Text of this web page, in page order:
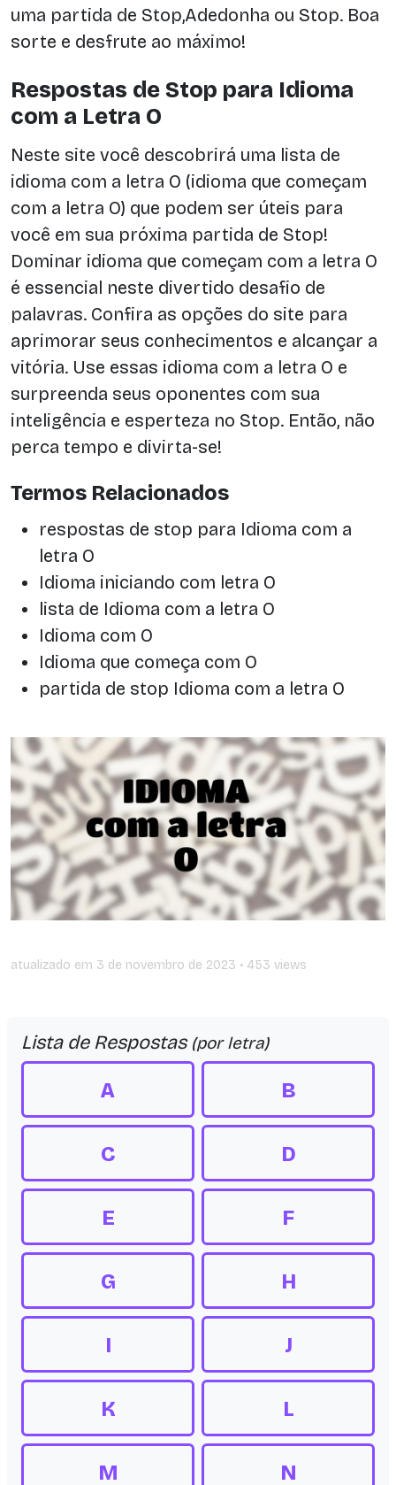
uma partida de Stop,Adedonha ou Stop. Boa
sorte e desfrute ao máximo!
Respostas de Stop para Idioma
com a Letra O
Neste site você descobrirá uma lista de
idioma com a letra O (idioma que começam
com a letra O) que podem ser úteis para
você em sua próxima partida de Stop!
Dominar idioma que começam com a letra O
é essencial neste divertido desafio de
palavras. Confira as opções do site para
aprimorar seus conhecimentos e alcançar a
vitória. Use essas idioma com a letra O e
surpreenda seus oponentes com sua
inteligência e esperteza no Stop. Então, não
perca tempo e divirta-se!
Termos Relacionados
respostas de stop para Idioma com a
letra O
Idioma iniciando com letra O
lista de Idioma com a letra O
Idioma com O
Idioma que começa com O
partida de stop Idioma com a letra O
atualizado em 3 de novembro de 2023 • 453 views
Lista de Respostas (por letra)
A B
C D
E F
G H
I J
K L
M N